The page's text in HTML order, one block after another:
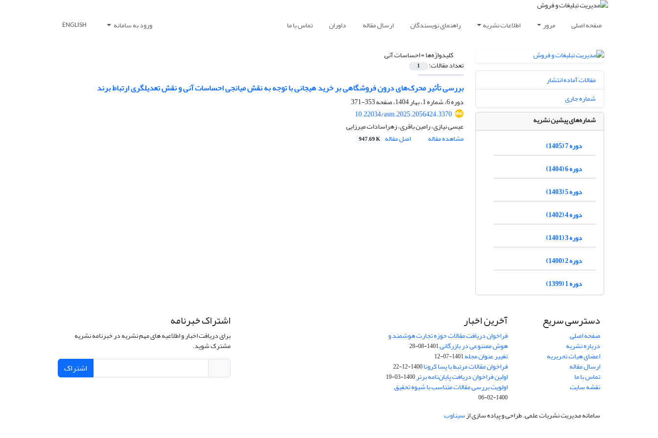
صفحه اصلی مرور اطلاعات نشریه راهنمای نویسندگان ارسال مقاله داوران تماس با ما ورود به سامانه ENGLISH
کلیدواژه‌ها =احساسات آنی
تعداد مقالات: 1
بررسی تأثیر محرک‌های درون فروشگاهی بر خرید هیجانی با توجه به نقش میانجی احساسات آنی و نقش تعدیلگری ارتباط برند
دوره 6، شماره 1، بهار 1404، صفحه
353-371
10.22034/asm.2025.2056424.3370
عیسی نیازی، رامین باقری، زهراسادات میرزایی
مشاهده مقاله
اصل مقاله 947.69 K
مقالات آماده انتشار
شماره جاری
شماره‌های پیشین نشریه
دوره 7 (1405)
دوره 6 (1404)
دوره 5 (1403)
دوره 4 (1402)
دوره 3 (1401)
دوره 2 (1400)
دوره 1 (1399)
دسترسی سریع
صفحه اصلی
درباره نشریه
اعضای هیات تحریریه
ارسال مقاله
تماس با ما
نقشه سایت
آخرین اخبار
فراخوان دریافت مقالات حوزه تجارت هوشمند و
هوش مصنوعی در بازرگانی1401-08-28
تغییر عنوان مجله1401-07-12
فراخوان مقالات مرتبط با پسا کرونا1400-12-22
اولین فراخوان دریافت پایان‌نامه برتر1400-03-19
اولویت بررسی مقالات متناسب با شیوه تحقیق
1400-02-06
اشتراک خبرنامه
برای دریافت اخبار و اطلاعیه های مهم نشریه در خبرنامه نشریه
مشترک شوید.
اشتراک
سامانه مدیریت نشریات علمی.طراحی و پیاده سازی ازسیناوب